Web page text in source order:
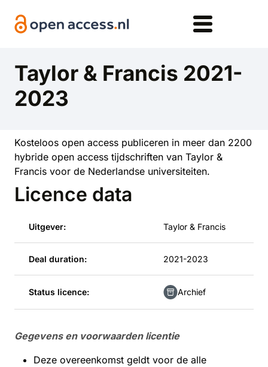
Taylor & Francis 2021-
2023
Kosteloos open access publiceren in meer dan 2200
hybride open access tijdschriften van Taylor &
Francis voor de Nederlandse universiteiten.
Licence data
Uitgever: Taylor & Francis
Deal duration: 2021-2023
Status licence: Archief
Gegevens en voorwaarden licentie
Deze overeenkomst geldt voor de alle